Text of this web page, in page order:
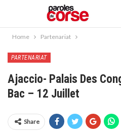
Home Partenariat
PARTENARIAT
Ajaccio- Palais Des
Bac – 12 Juillet
Share